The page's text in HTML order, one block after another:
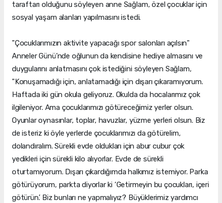
taraftarı olduğunu söyleyen anne Sağlam, özel çocuklar için
sosyal yaşam alanları yapılmasını istedi.
"Çocuklarımızın aktivite yapacağı spor salonları açılsın"
Anneler Günü’nde oğlunun da kendisine hediye almasını ve
duygularını anlatmasını çok istediğini söyleyen Sağlam,
"Konuşamadığı için, anlatamadığı için dışarı çıkaramıyorum.
Haftada iki gün okula geliyoruz. Okulda da hocalarımız çok
ilgileniyor. Ama çocuklarımızı götüreceğimiz yerler olsun.
Oyunlar oynasınlar, toplar, havuzlar, yüzme yerleri olsun. Biz
de isteriz ki öyle yerlerde çocuklarımızı da götürelim,
dolandıralım. Sürekli evde oldukları için abur cubur çok
yedikleri için sürekli kilo alıyorlar. Evde de sürekli
oturtamıyorum. Dışarı çıkardığımda halkımız istemiyor. Parka
götürüyorum, parkta diyorlar ki ‘Getirmeyin bu çocukları, içeri
götürün.’ Biz bunları ne yapmalıyız? Büyüklerimiz yardımcı